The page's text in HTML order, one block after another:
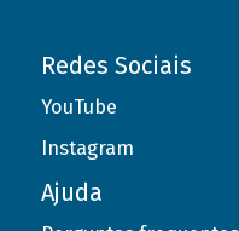
Redes Sociais
YouTube
Instagram
Ajuda